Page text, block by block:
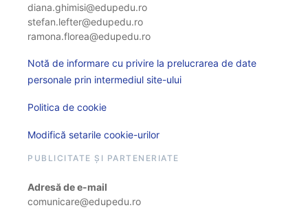
diana.ghimisi@edupedu.ro
stefan.lefter@edupedu.ro
ramona.florea@edupedu.ro
Notă de informare cu privire la prelucrarea de date
personale prin intermediul site-ului
Politica de cookie
Modifică setarile cookie-urilor
PUBLICITATE ȘI PARTENERIATE
Adresă de e-mail
comunicare@edupedu.ro